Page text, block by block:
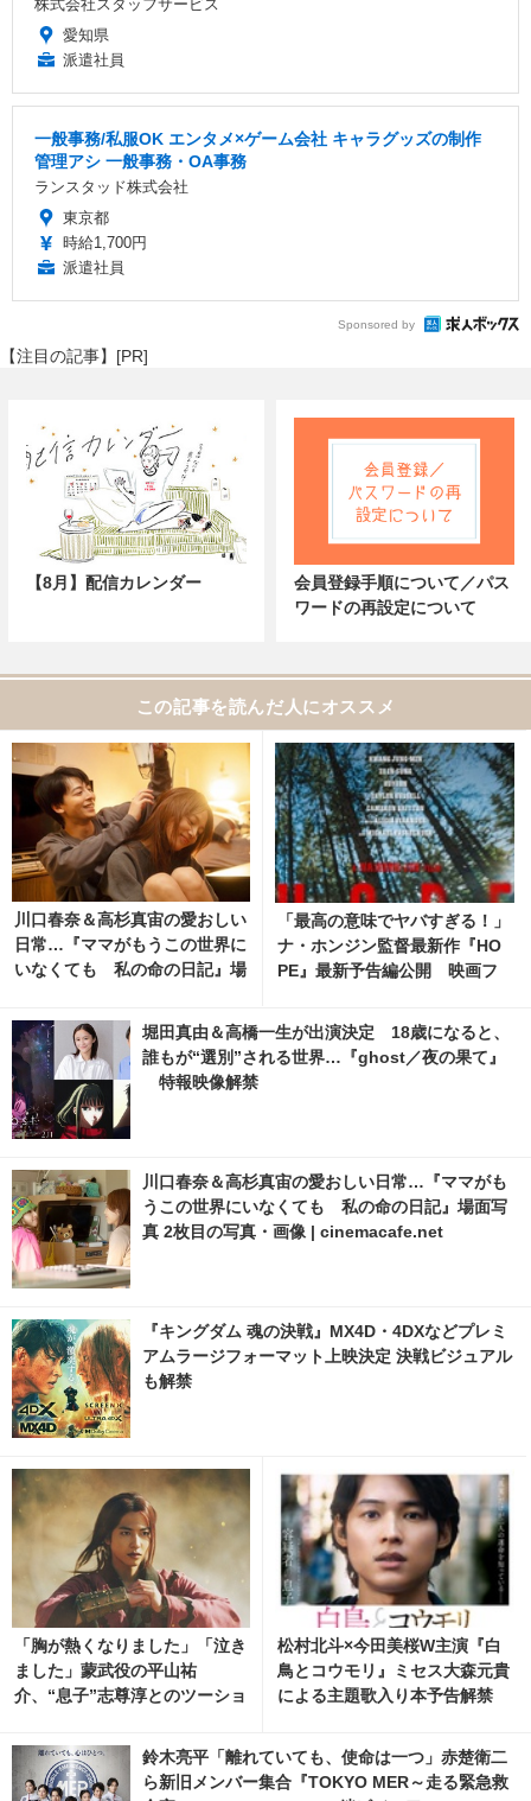
株式会社スタッフサービス
愛知県
派遣社員
一般事務/私服OK エンタメ×ゲーム会社 キャラグッズの制作
管理アシ 一般事務・OA事務
ランスタッド株式会社
東京都
時給1,700円
派遣社員
Sponsored by
【注目の記事】[PR]
【8月】配信カレンダー
会員登録手順について／パス
ワードの再設定について
この記事を読んだ人にオススメ
川口春奈＆高杉真宙の愛おしい
日常…『ママがもうこの世界に
いなくても 私の命の日記』場
「最高の意味でヤバすぎる！」
ナ・ホンジン監督最新作『HO
PE』最新予告編公開 映画フ
堀田真由＆高橋一生が出演決定 18歳になると、
誰もが“選別”される世界…『ghost／夜の果て』
特報映像解禁
川口春奈＆高杉真宙の愛おしい日常…『ママがも
うこの世界にいなくても 私の命の日記』場面写
真 2枚目の写真・画像 | cinemacafe.net
『キングダム 魂の決戦』MX4D・4DXなどプレミ
アムラージフォーマット上映決定 決戦ビジュアル
も解禁
「胸が熱くなりました」「泣き
ました」蒙武役の平山祐
介、“息子”志尊淳とのツーショ
戦』
松村北斗×今田美桜W主演『白
鳥とコウモリ』ミセス大森元貴
による主題歌入り本予告解禁
鈴木亮平「離れていても、使命は一つ」赤楚衛二
ら新旧メンバー集合『TOKYO MER～走る緊急救